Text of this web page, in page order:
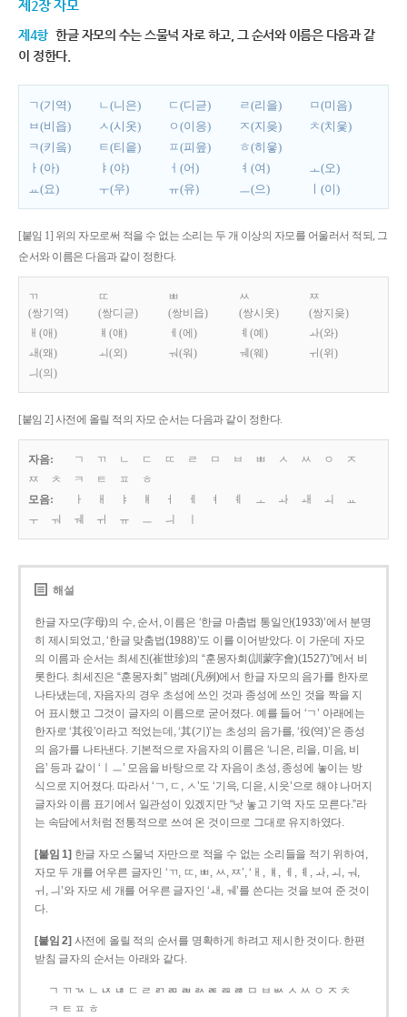
제2장 자모
제4항 한글 자모의 수는 스물넉 자로 하고, 그 순서와 이름은 다음과 같
이 정한다.
ㄱ(기역) ㄴ(니은) ㄷ(디귿) ㄹ(리을)
ㅁ(미음)
ㅂ(비읍)
ㅅ(시옷) ㅇ(이응) ㅈ(지읒)
ㅊ(치읓)
ㅋ(키읔)
ㅌ(티읕) ㅍ(피읖)
ㅎ(히읗)
ㅏ(아)
ㅑ(야) ㅓ(어) ㅕ(여)
ㅗ(오)
ㅛ(요)
ㅜ(우) ㅠ(유) ㅡ(으) ㅣ(이)
[붙임 1] 위의 자모로써 적을 수 없는 소리는 두 개 이상의 자모를 어울러서 적되, 그
순서와 이름은 다음과 같이 정한다.
ㄲ
(쌍기역)
ㄸ
(쌍디귿)
ㅃ
(쌍비읍)
ㅆ
(쌍시옷)
ㅉ
(쌍지읒)
ㅐ(애)
ㅒ(얘) ㅔ(에) ㅖ(예)
ㅘ(와)
ㅙ(왜)
ㅚ(외) ㅝ(워) ㅞ(웨)
ㅟ(위)
ㅢ(의)
[붙임 2] 사전에 올릴 적의 자모 순서는 다음과 같이 정한다.
자음: ㄱ ㄲ ㄴ ㄷ ㄸ ㄹ ㅁ ㅂ ㅃ ㅅ ㅆ ㅇ
ㅈ
ㅉ
ㅊ ㅋ ㅌ ㅍ
ㅎ
모음:
ㅏ ㅐ ㅑ ㅒ ㅓ ㅔ ㅕ ㅖ ㅗ ㅘ ㅙ ㅚ
ㅛ
ㅜ
ㅝ ㅞ ㅟ ㅠ ㅡ ㅢ
해설
한글 자모(字母)의 수, 순서, 이름은 ‘한글 마춤법 통일안(1933)’에서 분명
히 제시되었고, ‘한글 맞춤법(1988)’도 이를 이어받았다. 이 가운데 자모
의 이름과 순서는 최세진(崔世珍)의 “훈몽자회(訓蒙字會)(1527)”에서 비
롯한다. 최세진은 “훈몽자회” 범례(凡例)에서 한글 자모의 음가를 한자로
나타냈는데, 자음자의 경우 초성에 쓰인 것과 종성에 쓰인 것을 짝을 지
어 표시했고 그것이 글자의 이름으로 굳어졌다. 예를 들어 ‘ㄱ’ 아래에는
한자로 ‘其役’이라고 적었는데, ‘其(기)’는 초성의 음가를, ‘役(역)’은 종성
의 음가를 나타낸다. 기본적으로 자음자의 이름은 ‘니은, 리을, 미음, 비
읍’ 등과 같이 ‘ㅣㅡ’ 모음을 바탕으로 각 자음이 초성, 종성에 놓이는 방
식으로 지어졌다. 따라서 ‘ㄱ, ㄷ, ㅅ’도 ‘기윽, 디읃, 시읏’으로 해야 나머지
글자와 이름 표기에서 일관성이 있겠지만 “낫 놓고 기역 자도 모른다.”라
는 속담에서처럼 전통적으로 쓰여 온 것이므로 그대로 유지하였다.
[붙임 1] 한글 자모 스물넉 자만으로 적을 수 없는 소리들을 적기 위하여,
자모 두 개를 어우른 글자인 ‘ㄲ, ㄸ, ㅃ, ㅆ, ㅉ’, ‘ㅐ, ㅒ, ㅔ, ㅖ, ㅘ, ㅚ, ㅝ,
ㅟ, ㅢ’와 자모 세 개를 어우른 글자인 ‘ㅙ, ㅞ’를 쓴다는 것을 보여 준 것이
다.
[붙임 2] 사전에 올릴 적의 순서를 명확하게 하려고 제시한 것이다. 한편
받침 글자의 순서는 아래와 같다.
ㄱ ㄲ ㄳ ㄴ ㄵ ㄶ ㄷ ㄹ ㄺ ㄻ ㄼ ㄽ ㄾ ㄿ ㅀ ㅁ ㅂ ㅄ ㅅ ㅆ ㅇ ㅈ ㅊ
ㅋ ㅌ ㅍ ㅎ